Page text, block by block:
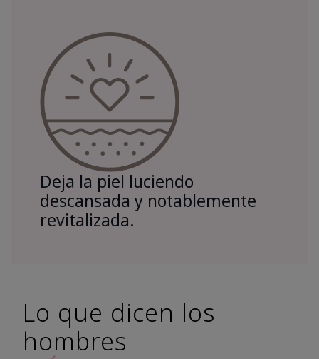
Deja la piel luciendo
descansada y notablemente
revitalizada.
Lo que dicen los
hombres